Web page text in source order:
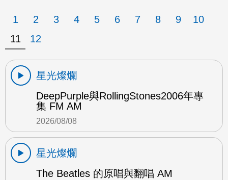
1 2 3 4 5 6 7 8 9
10
11
12
星光燦爛
DeepPurple與RollingStones2006年專
集 FM AM
2026/08/08
星光燦爛
The Beatles 的原唱與翻唱 AM